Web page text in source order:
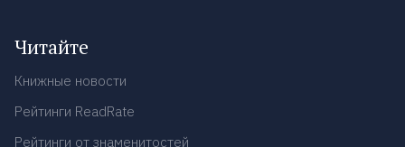
Читайте
Книжные новости
Рейтинги ReadRate
Рейтинги от знаменитостей